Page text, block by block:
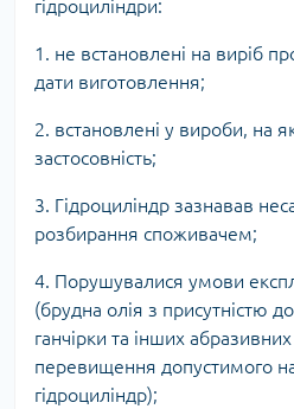
гідроциліндри:
1. не встановлені на виріб
дати виготовлення;
2. встановлені у вироби, на
застосовність;
3. Гідроциліндр зазнавав
розбирання споживачем;
4. Порушувалися умови
(брудна олія з присутністю
ганчірки та інших
перевищення допустимого
гідроциліндр);